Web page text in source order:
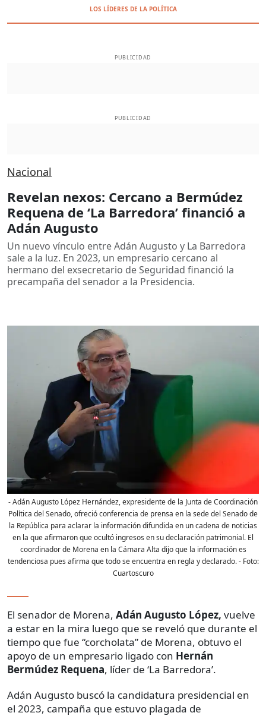
LOS LÍDERES DE LA POLÍTICA
PUBLICIDAD
PUBLICIDAD
Nacional
Revelan nexos: Cercano a Bermúdez
Requena de ‘La Barredora’ financió a
Adán Augusto
Un nuevo vínculo entre Adán Augusto y La Barredora
sale a la luz. En 2023, un empresario cercano al
hermano del exsecretario de Seguridad financió la
precampaña del senador a la Presidencia.
- Adán Augusto López Hernández, expresidente de la Junta de Coordinación
Política del Senado, ofreció conferencia de prensa en la sede del Senado de
la República para aclarar la información difundida en un cadena de noticias
en la que afirmaron que ocultó ingresos en su declaración patrimonial. El
coordinador de Morena en la Cámara Alta dijo que la información es
tendenciosa pues afirma que todo se encuentra en regla y declarado.- Foto:
Cuartoscuro
El senador de Morena, Adán Augusto López, vuelve
a estar en la mira luego que se reveló que durante el
tiempo que fue “corcholata” de Morena, obtuvo el
apoyo de un empresario ligado con Hernán
Bermúdez Requena, líder de ‘La Barredora’.
Adán Augusto buscó la candidatura presidencial en
el 2023, campaña que estuvo plagada de